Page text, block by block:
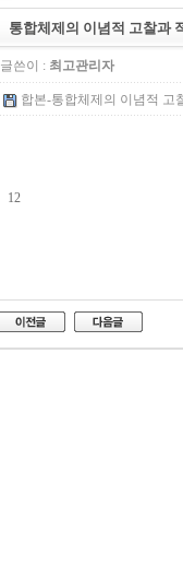
통합체제의 이념적 고찰과
글쓴이 : 최고관리자
합본-통합체제의 이념적 고
12